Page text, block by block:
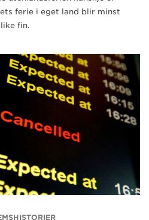
ferie i eget land blir minst
like fin.